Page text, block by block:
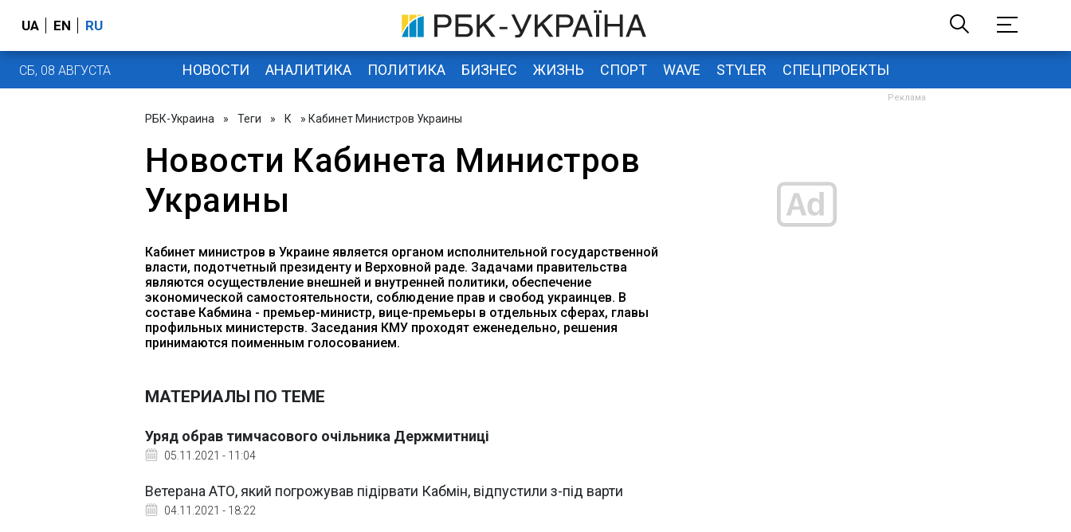
UA EN RU
СБ, 08 АВГУСТА НОВОСТИ АНАЛИТИКА ПОЛИТИКА БИЗНЕС ЖИЗНЬ СПОРТ WAVE STYLER СПЕЦПРОЕКТЫ
РБК-Украина » Теги » К » Кабинет Министров Украины
Новости Кабинета Министров
Украины
Кабинет министров в Украине является органом исполнительной государственной
власти, подотчетный президенту и Верховной раде. Задачами правительства
являются осуществление внешней и внутренней политики, обеспечение
экономической самостоятельности, соблюдение прав и свобод украинцев. В
составе Кабмина - премьер-министр, вице-премьеры в отдельных сферах, главы
профильных министерств. Заседания КМУ проходят еженедельно, решения
принимаются поименным голосованием.
МАТЕРИАЛЫ ПО ТЕМЕ
Уряд обрав тимчасового очільника Держмитниці
05.11.2021 - 11:04
Ветерана АТО, який погрожував підірвати Кабмін, відпустили з-під варти
04.11.2021 - 18:22